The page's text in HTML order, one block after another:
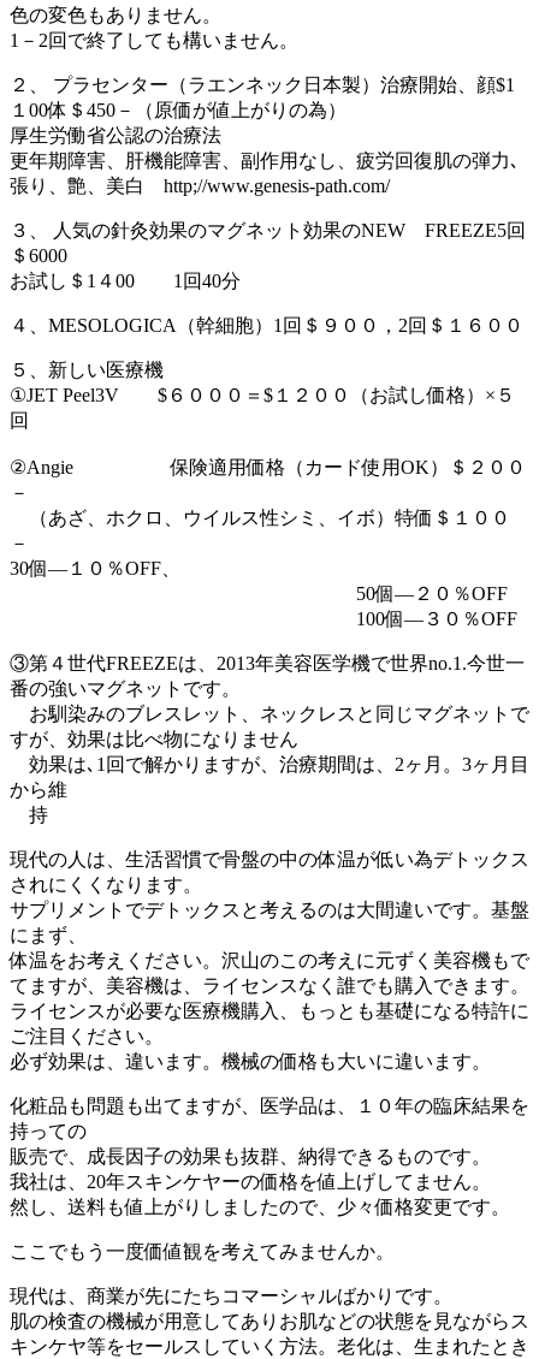
色の変色もありません。
1－2回で終了しても構いません。
２、 プラセンター（ラエンネック日本製）治療開始、顔$1
１00体＄450－（原価が値上がりの為）
厚生労働省公認の治療法
更年期障害、肝機能障害、副作用なし、疲労回復肌の弾力､
張り、艶、美白 http;//www.genesis-path.com/
３、 人気の針灸効果のマグネット効果のNEW FREEZE5回
＄6000
お試し＄1４00 1回40分
４、MESOLOGICA（幹細胞）1回＄９００，2回＄１６００
５、新しい医療機
①JET Peel3V $６０００＝$１２００（お試し価格）×５
回
②Angie 保険適用価格（カード使用OK）＄２００
－
（あざ、ホクロ、ウイルス性シミ、イボ）特価＄１００
－
30個―１０％OFF、
50個―２０％OFF
100個―３０％OFF
③第４世代FREEZEは、2013年美容医学機で世界no.1.今世一
番の強いマグネットです。
お馴染みのブレスレット、ネックレスと同じマグネットで
すが、効果は比べ物になりません
効果は､1回で解かりますが、治療期間は、2ヶ月。3ヶ月目
から維
持
現代の人は、生活習慣で骨盤の中の体温が低い為デトックス
されにくくなります。
サプリメントでデトックスと考えるのは大間違いです。基盤
にまず、
体温をお考えください。沢山のこの考えに元ずく美容機もで
てますが、美容機は、ライセンスなく誰でも購入できます。
ライセンスが必要な医療機購入、もっとも基礎になる特許に
ご注目ください。
必ず効果は、違います。機械の価格も大いに違います。
化粧品も問題も出てますが、医学品は、１０年の臨床結果を
持っての
販売で、成長因子の効果も抜群、納得できるものです。
我社は、20年スキンケヤーの価格を値上げしてません。
然し、送料も値上がりしましたので、少々価格変更です。
ここでもう一度価値観を考えてみませんか。
現代は、商業が先にたちコマーシャルばかりです。
肌の検査の機械が用意してありお肌などの状態を見ながらス
キンケヤ等をセールスしていく方法。老化は、生まれたとき